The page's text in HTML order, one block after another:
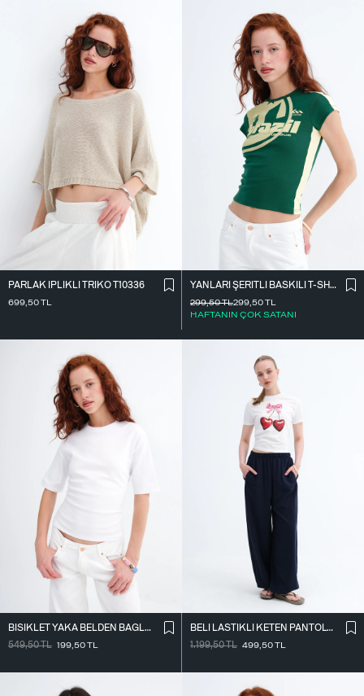
PARLAK İ̇PLIKLI TRIKO T10336
699,50TL
YANLARI ŞERITLI BASKILI T-SHIRT P9035
299,50TL
HAFTANIN ÇOK SATANI
299,50TL
BISIKLET YAKA BELDEN BAĞLAMALI T-SHIRT P261071
549,50TL 199,50TL
BELI LASTIKLI KETEN PANTOLON PN18273
1.199,50TL 499,50TL